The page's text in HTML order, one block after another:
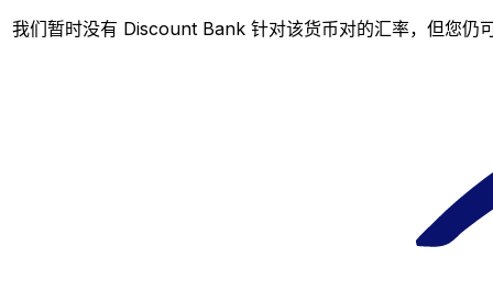
我们暂时没有 Discount Bank 针对该货币对的汇率，但您仍